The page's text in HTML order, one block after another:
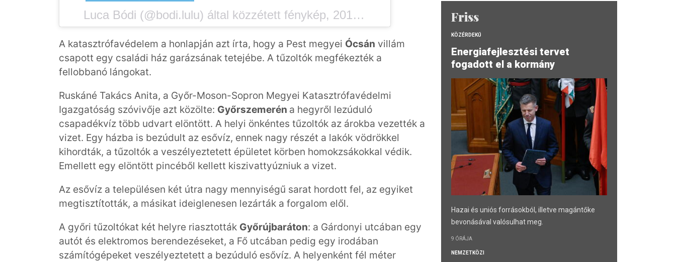
Luca Bódi (@bodi.lulu) által közzétett fénykép, 2016. Júl 28., 03:31 PDT
A katasztrófavédelem a honlapján azt írta, hogy a Pest megyei Ócsán villám
csapott egy családi ház garázsának tetejébe. A tűzoltók megfékezték a
fellobbanó lángokat.
Ruskáné Takács Anita, a Győr-Moson-Sopron Megyei Katasztrófavédelmi
Igazgatóság szóvivője azt közölte: Győrszemerén a hegyről lezúduló
csapadékvíz több udvart elöntött. A helyi önkéntes tűzoltók az árokba vezették a
vizet. Egy házba is bezúdult az esővíz, ennek nagy részét a lakók vödrökkel
kihordták, a tűzoltók a veszélyeztetett épületet körben homokzsákokkal védik.
Emellett egy elöntött pincéből kellett kiszivattyúzniuk a vizet.
Az esővíz a településen két útra nagy mennyiségű sarat hordott fel, az egyiket
megtisztították, a másikat ideiglenesen lezárták a forgalom elől.
A győri tűzoltókat két helyre riasztották Győrújbaráton: a Gárdonyi utcában egy
autót és elektromos berendezéseket, a Fő utcában pedig egy irodában
számítógépeket veszélyeztetett a bezúduló esővíz. A helyenként fél méter
Friss
KÖZÉRDEKŰ
Energiafejlesztési tervet
fogadott el a kormány
Hazai és uniós forrásokból, illetve magántőke
bevonásával valósulhat meg.
9 ÓRÁJA
NEMZETKÖZI